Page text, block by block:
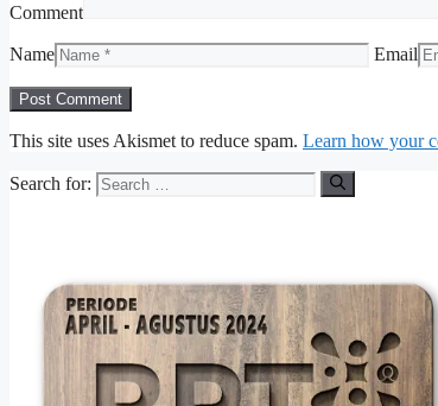
Comment
Name Email
This site uses Akismet to reduce spam. Learn how your
Search for: